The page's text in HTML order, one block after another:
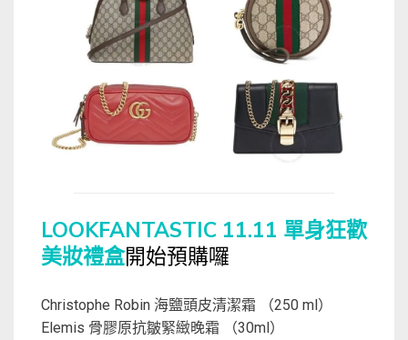
LOOKFANTASTIC 11.11 單身狂歡
美妝禮盒開始預購囉
Christophe Robin 海鹽頭皮清潔霜 （250 ml）
Elemis 骨膠原抗皺緊緻晚霜 （30ml）